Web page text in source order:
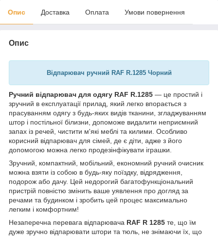
Опис Доставка Оплата Умови повернення
Опис
Відпарювач ручний RAF R.1285 Чорний
Ручний відпарювач для одягу RAF R.1285 — це простий і
зручний в експлуатації прилад, який легко впорається з
прасуванням одягу з будь-яких видів тканини, згладжуванням
штор і постільної білизни, допоможе видалити неприємний
запах із речей, чистити м'які меблі та килими. Особливо
корисний відпарювач для сімей, де є діти, адже з його
допомогою можна легко продезінфікувати іграшки.
Зручний, компактний, мобільний, економний ручний очисник
можна взяти із собою в будь-яку поїздку, відрядження,
подорож або дачу. Цей недорогий багатофункціональний
пристрій повністю змінить ваше уявлення про догляд за
речами та будинком і зробить цей процес максимально
легким і комфортним!
Незаперечна перевага відпарювача RAF R 1285 те, що їм
дуже зручно відпарювати штори та тюль, не знімаючи їх, що